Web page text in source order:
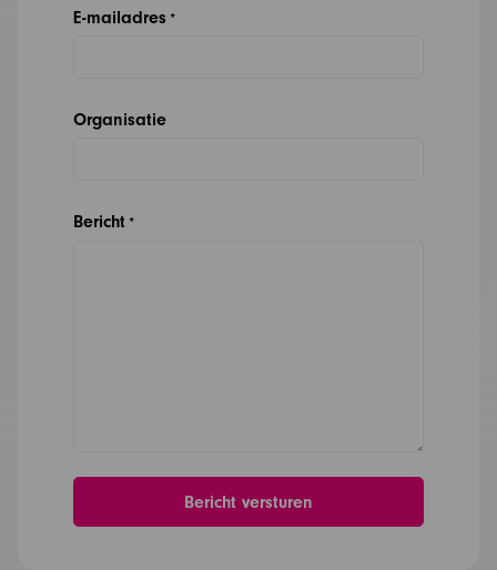
E-mailadres *
Organisatie
Bericht *